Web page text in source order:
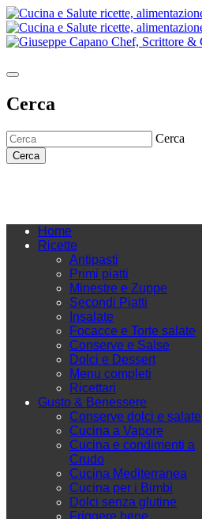
Cerca
Cerca
Cerca
Home
Ricette
Antipasti
Primi piatti
Minestre e Zuppe
Secondi Piatti
Insalate
Focacce e Torte salate
Conserve e Salse
Dolci e Dessert
Menu completi
Ricettari
Gusto & Benessere
Conserve dolci e salate
Cucina a Vapore
Cucina e condimenti a
Crudo
Cucina Mediterranea
Cucina per i Bimbi
Dolci senza glutine
Friggere bene